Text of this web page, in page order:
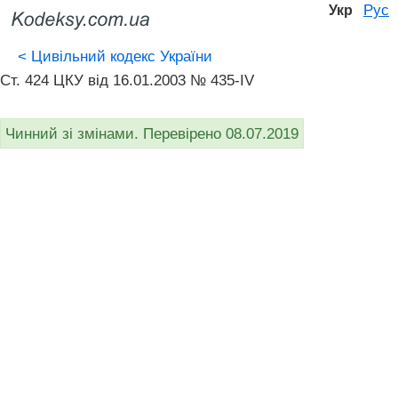
Укр Рус
< Цивільний кодекс України
Ст. 424 ЦКУ від 16.01.2003 № 435-IV
Чинний зі змінами. Перевірено 08.07.2019